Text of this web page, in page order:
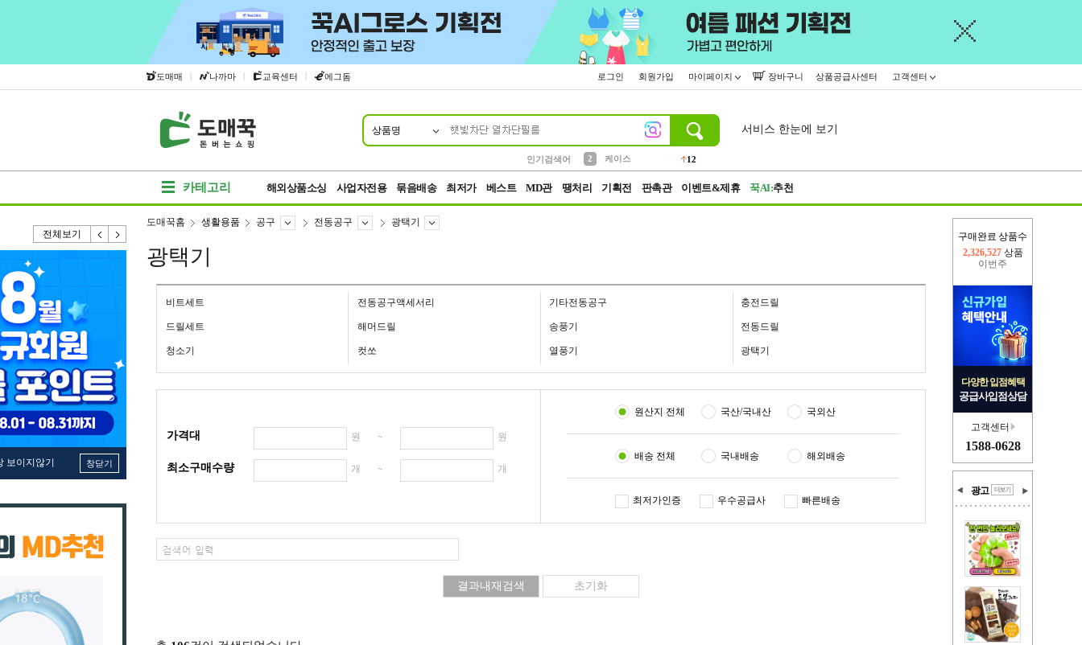
도매매 | 나까마 | 교육센터 | 에그돔 로그인 회원가입 마이페이지 장바구니 상품공급사센터 고객센터
상품명
인기검색어
2
케이스
12
서비스 한눈에 보기
카테고리 해외상품소싱 사업자전용 묶음배송 최저가 베스트 MD관 땡처리 기획전 판촉관 이벤트&제휴 꾹AI:추천
전체보기
보이지않기 창닫기
구매완료 상품수
이번주
2,309,404상품
다양한 입점혜택
공급사입점상담
고객센터
1588-0628
광고
도매꾹홈 생활용품 공구 전동공구 광택기
광택기
비트세트 전동공구액세서리 기타전동공구 충전드릴
드릴세트 해머드릴 송풍기 전동드릴
청소기 컷쏘 열풍기 광택기
가격대 원 ~ 원
최소구매수량 개 ~ 개
원산지 전체 국산/국내산 국외산
배송 전체 국내배송 해외배송
최저가인증 우수공급사 빠른배송